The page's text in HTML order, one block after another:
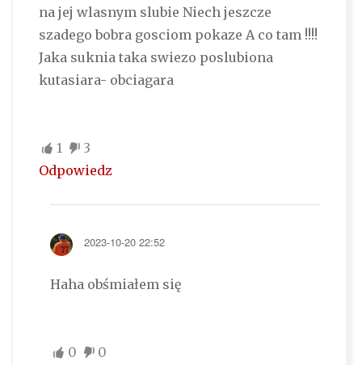
na jej wlasnym slubie Niech jeszcze
szadego bobra gosciom pokaze A co tam !!!!
Jaka suknia taka swiezo poslubiona
kutasiara- obciagara
1
3
Odpowiedz
2023-10-20 22:52
Haha obśmiałem się
0
0